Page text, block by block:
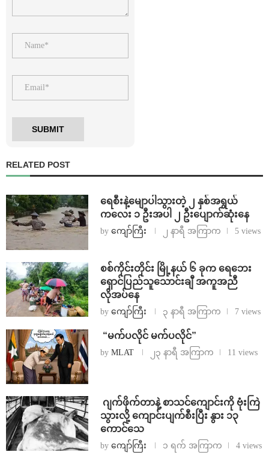
RELATED POST
ရေစီးနဲ့မျောပါသွားတဲ့ ၂ နှစ်အရွယ်
ကလေး ၁ ဦးအပါ ၂ ဦးပျောက်ဆုံးနေ
by ကျော်ကြီး ၂ နာရီ အကြာက 5 views
စစ်ကိုင်းတိုင်း မြို့နယ် ၆ ခုက ရေဘေး
ရှောင်ပြည်သူသောင်းချီ အကူအညီ
လိုအပ်နေ
by ကျော်ကြီး ၃ နာရီ အကြာက 7 views
⁨ ⁨“မက်ပလိုင် မက်ပလိုင်”
by MLAT ၂၃ နာရီ အကြာက 11 views
⁨⁩ ⁨ဂျက်ဖိုက်တာနဲ့ စာသင်ကျောင်းကို ဗုံးကြဲ
သွားလို့ ကျောင်းပျက်စီးပြီး နွား ၁၃
ကောင်သေ
by ကျော်ကြီး ၁ ရက် အကြာက 4 views